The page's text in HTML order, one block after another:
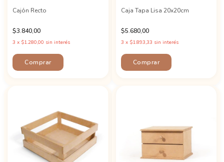
Cajón Recto
$3.840,00
3 x $1.280,00 sin interés
Caja Tapa Lisa 20x20cm
$5.680,00
3 x $1.893,33 sin interés